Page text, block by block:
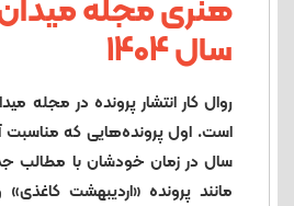
هنری مجله میدان
سال 1404
روال کار انتشار پرونده در مجله
است. اول پرونده‌هایی که مناسبت
سال در زمان خودشان با مطالب
مانند پرونده «اردیبهشت